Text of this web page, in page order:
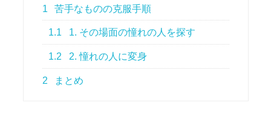
1 苦手なものの克服手順
1.1 1. その場面の憧れの人を探す
1.2 2. 憧れの人に変身
2 まとめ